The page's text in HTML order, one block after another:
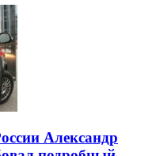
Александр